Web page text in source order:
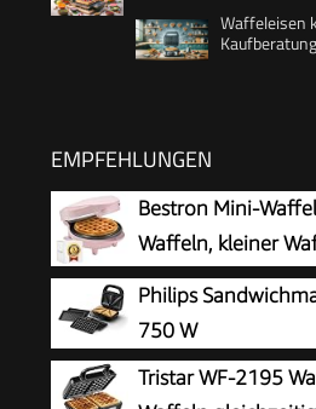
Waffeleisen
Kaufberatung
EMPFEHLUNGEN
Bestron Mini-
Waffeln, kleiner
Kindergeburtstage,
Weihnachten, Retro Design,
Rosa
Philips
750 W
Tristar WF-2195